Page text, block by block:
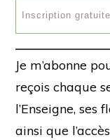
Je m’abonne
reçois chaque
l’Enseigne,
ainsi que